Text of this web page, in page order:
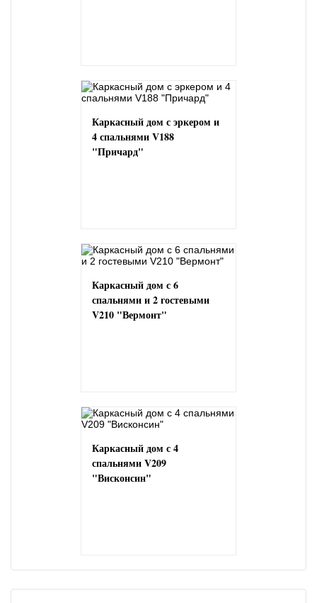
Каркасный дом с эркером и
4 спальнями V188
"Причард"
Каркасный дом с 6
спальнями и 2 гостевыми
V210 "Вермонт"
Каркасный дом с 4
спальнями V209
"Висконсин"